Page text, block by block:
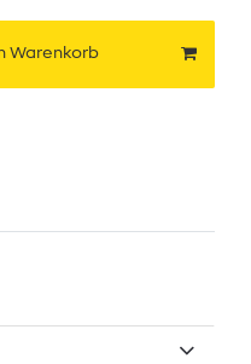
Warenkorb